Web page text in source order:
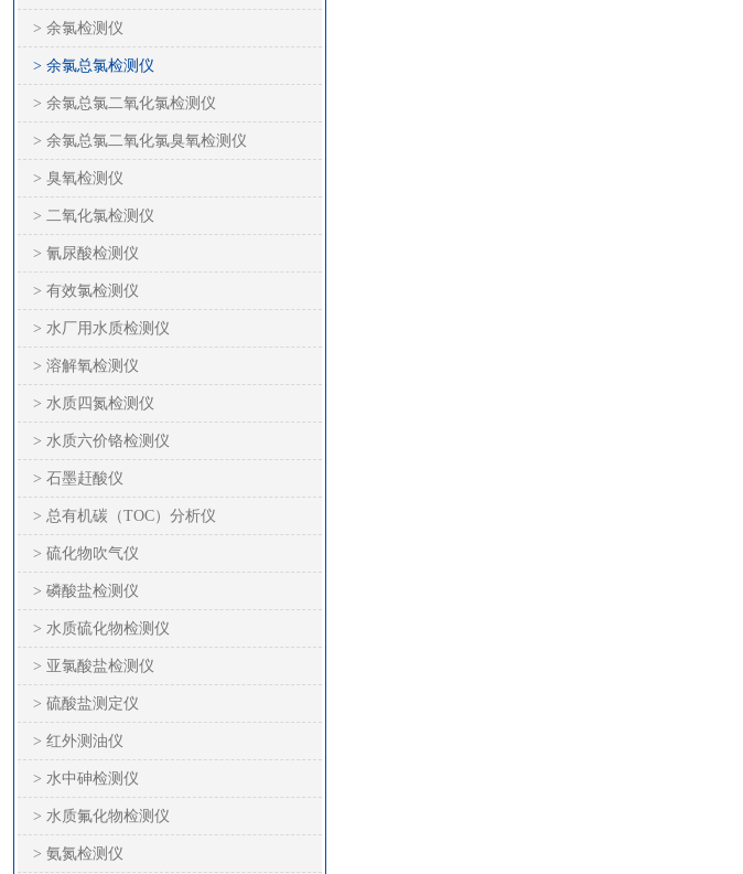
> 余氯检测仪
> 余氯总氯检测仪
> 余氯总氯二氧化氯检测仪
> 余氯总氯二氧化氯臭氧检测仪
> 臭氧检测仪
> 二氧化氯检测仪
> 氰尿酸检测仪
> 有效氯检测仪
> 水厂用水质检测仪
> 溶解氧检测仪
> 水质四氮检测仪
> 水质六价铬检测仪
> 石墨赶酸仪
> 总有机碳（TOC）分析仪
> 硫化物吹气仪
> 磷酸盐检测仪
> 水质硫化物检测仪
> 亚氯酸盐检测仪
> 硫酸盐测定仪
> 红外测油仪
> 水中砷检测仪
> 水质氟化物检测仪
> 氨氮检测仪